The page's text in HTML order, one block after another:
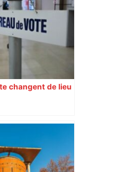
inquiets pour
Gibert – Actu.fr
changent de lieu